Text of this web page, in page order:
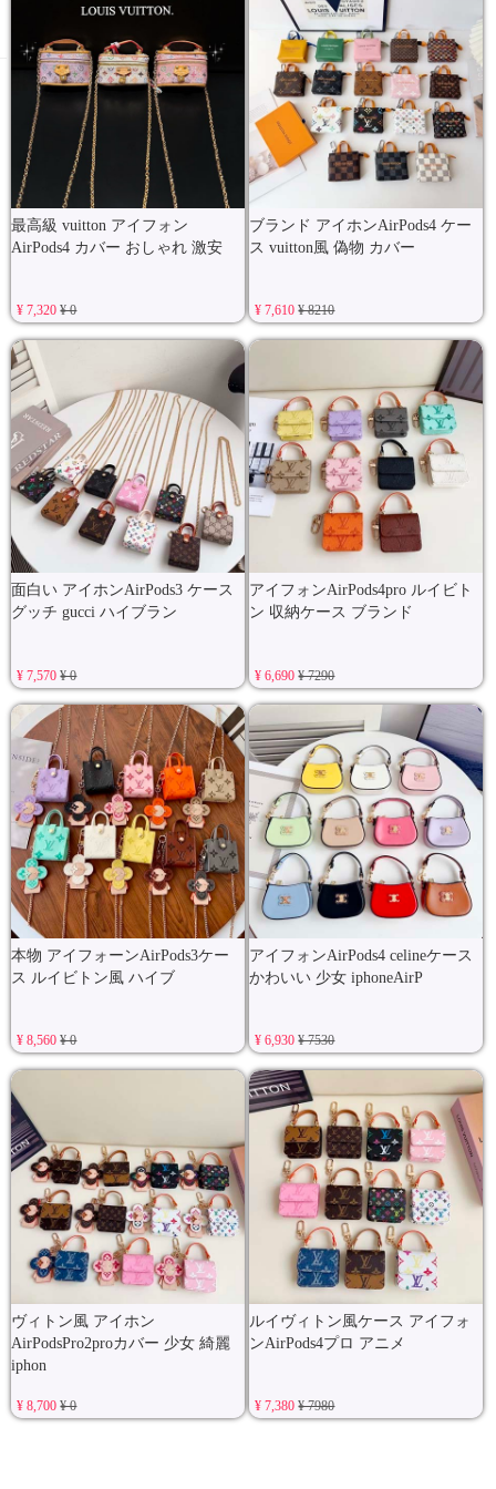
最高級 vuitton アイフォン
AirPods4 カバー おしゃれ 激安
¥ 7,320¥ 0
ブランド アイホンAirPods4 ケー
ス vuitton風 偽物 カバー
¥ 7,610¥ 8210
面白い アイホンAirPods3 ケース
グッチ gucci ハイブラン
¥ 7,570¥ 0
アイフォンAirPods4pro ルイビト
ン 収納ケース ブランド
¥ 6,690¥ 7290
本物 アイフォーンAirPods3ケー
ス ルイビトン風 ハイブ
¥ 8,560¥ 0
アイフォンAirPods4 celineケース
かわいい 少女 iphoneAirP
¥ 6,930¥ 7530
ヴィトン風 アイホン
AirPodsPro2proカバー 少女 綺麗
iphon
¥ 8,700¥ 0
ルイヴィトン風ケース アイフォ
ンAirPods4プロ アニメ
¥ 7,380¥ 7980